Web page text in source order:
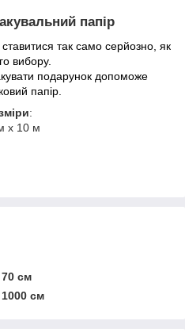
папір
так само серйозно, як
вибору.
подарунок допоможе
папір.
:
х 10 м
70 см
1000 см